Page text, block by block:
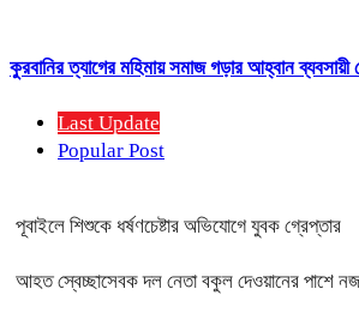
কুরবানির ত্যাগের মহিমায় সমাজ গড়ার আহ্বান ব্যবসায়ী
Last Update
Popular Post
পূবাইলে শিশুকে ধর্ষণচেষ্টার অভিযোগে যুবক গ্রেপ্তার
আহত স্বেচ্ছাসেবক দল নেতা বকুল দেওয়ানের পাশে